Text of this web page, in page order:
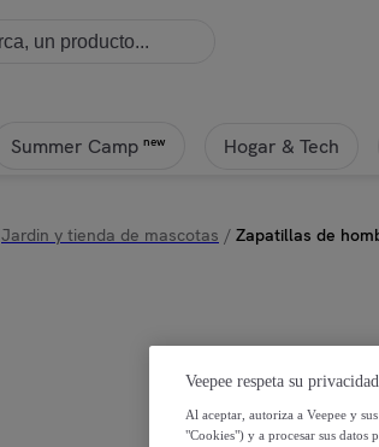
Summer Camp new Hogar & Tech
Jardin y tienda de mascotas / Zapatillas de
Veepee respeta su privacidad
Al aceptar, autoriza a Veepee y
"Cookies") y a procesar sus datos